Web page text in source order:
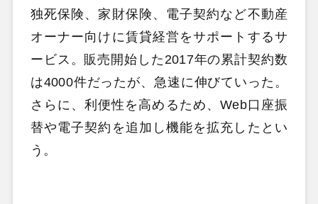
独死保険、家財保険、電子契約など不動産
オーナー向けに賃貸経営をサポートするサ
ービス。販売開始した2017年の累計契約数
は4000件だったが、急速に伸びていった。
さらに、利便性を高めるため、Web口座振
替や電子契約を追加し機能を拡充したとい
う。